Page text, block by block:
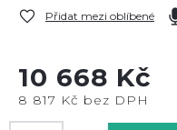
Přidat mezi oblíbené
10 668 Kč
8 817 Kč bez DPH